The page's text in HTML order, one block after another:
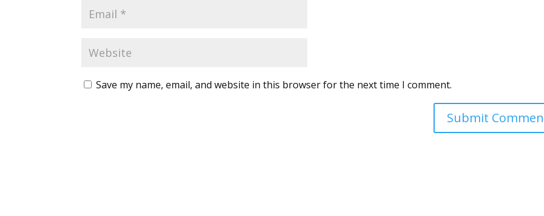
Save my name, email, and website in this browser for the next time I comment.